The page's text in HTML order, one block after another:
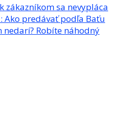
zákazníkom sa nevypláca
Ako predávať podľa Baťu
nedarí? Robíte náhodný